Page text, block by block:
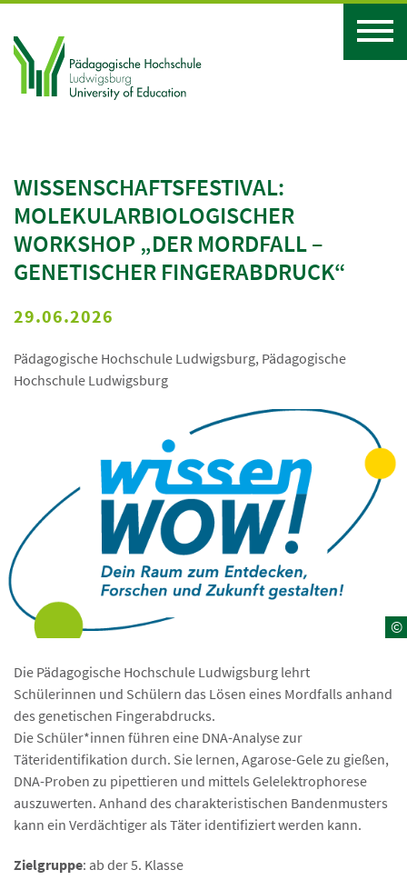
WISSENSCHAFTSFESTIVAL:
MOLEKULARBIOLOGISCHER
WORKSHOP „DER MORDFALL –
GENETISCHER FINGERABDRUCK“
29.06.2026
Pädagogische Hochschule Ludwigsburg, Pädagogische
Hochschule Ludwigsburg
©
Die Pädagogische Hochschule Ludwigsburg lehrt
Schülerinnen und Schülern das Lösen eines Mordfalls anhand
des genetischen Fingerabdrucks.
Die Schüler*innen führen eine DNA-Analyse zur
Täteridentifikation durch. Sie lernen, Agarose-Gele zu gießen,
DNA-Proben zu pipettieren und mittels Gelelektrophorese
auszuwerten. Anhand des charakteristischen Bandenmusters
kann ein Verdächtiger als Täter identifiziert werden kann.
Zielgruppe: ab der 5. Klasse